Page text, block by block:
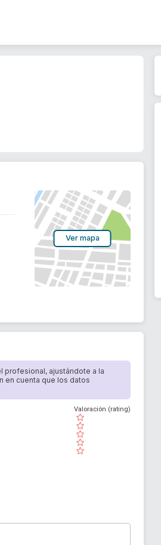
Ver mapa
profesional, ajustándote a la
en cuenta que los datos
( )
( )
( )
( )
( )
Valoración (rating)